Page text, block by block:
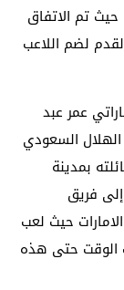
تم الاتفاق
لضم اللاعب
عمر عبد
السعودي
بمدينة
ذلك إلى فريق
ذلك نحو الامارات حيث لعب
الوقت حتى هذه